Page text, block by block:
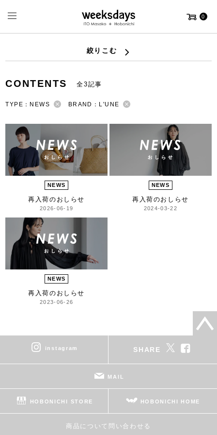
0
絞りこむ
CONTENTS 全3記事
TYPE：NEWS BRAND：L'UNE
NEWS
再入荷のおしらせ
2026-06-19
NEWS
再入荷のおしらせ
2024-03-22
NEWS
再入荷のおしらせ
2023-06-26
instagram SHARE
MAIL
HOBONICHI STORE HOBONICHI HOME
商品について問い合わせる